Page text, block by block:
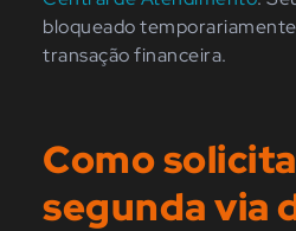
bloqueado
transação financeira.
Como
segunda via